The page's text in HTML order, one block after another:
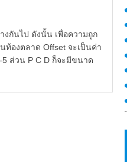
ไป ดังนั้น เพื่อความถูก
ท้องตลาด Offset จะเป็นค่า
5 ส่วน P C D ก็จะมีขนาด